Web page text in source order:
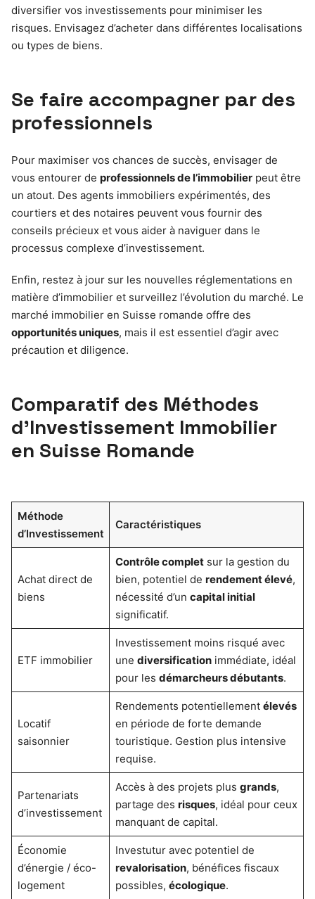
diversifier vos investissements pour minimiser les
risques. Envisagez d’acheter dans différentes localisations
ou types de biens.
Se faire accompagner par des
professionnels
Pour maximiser vos chances de succès, envisager de
vous entourer de professionnels de l’immobilier peut être
un atout. Des agents immobiliers expérimentés, des
courtiers et des notaires peuvent vous fournir des
conseils précieux et vous aider à naviguer dans le
processus complexe d’investissement.
Enfin, restez à jour sur les nouvelles réglementations en
matière d’immobilier et surveillez l’évolution du marché. Le
marché immobilier en Suisse romande offre des
opportunités uniques, mais il est essentiel d’agir avec
précaution et diligence.
Comparatif des Méthodes
d’Investissement Immobilier
en Suisse Romande
Méthode
d’Investissement
Caractéristiques
Achat direct de
biens
Contrôle completsur la gestion du
bien, potentiel de rendement élevé,
nécessité d’un capital initial
significatif.
ETF immobilier
Investissement moins risqué avec
une diversificationimmédiate, idéal
pour les démarcheurs débutants.
Locatif
saisonnier
Rendements potentiellement élevés
en période de forte demande
touristique. Gestion plus intensive
requise.
Partenariats
d’investissement
Accès à des projets plus grands,
partage des risques, idéal pour ceux
manquant de capital.
Économie
d’énergie / éco-
logement
Investutur avec potentiel de
revalorisation, bénéfices fiscaux
possibles, écologique.